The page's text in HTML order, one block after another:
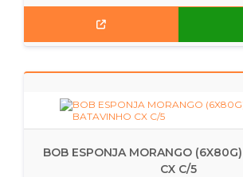
BOB ESPONJA MORANGO
CX C/5